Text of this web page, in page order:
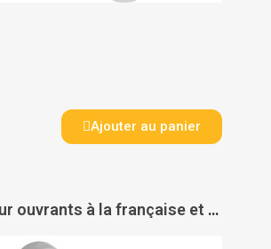
Ajouter au panier
Leviers pour ouvrants à la française et oscillo-battants à condamnation par clé Tokyo - HOPPE